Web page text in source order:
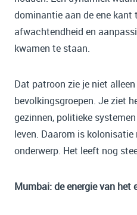
dominantie aan de ene kant
afwachtendheid en
kwamen te staan.
Dat patroon zie je niet
bevolkingsgroepen. Je ziet
gezinnen, politieke
leven. Daarom is
onderwerp. Het leeft nog
Mumbai: de energie van het